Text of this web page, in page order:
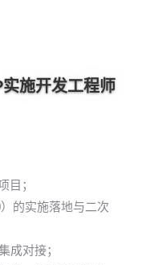
施开发工程师
目；
的实施落地与二次
成对接；